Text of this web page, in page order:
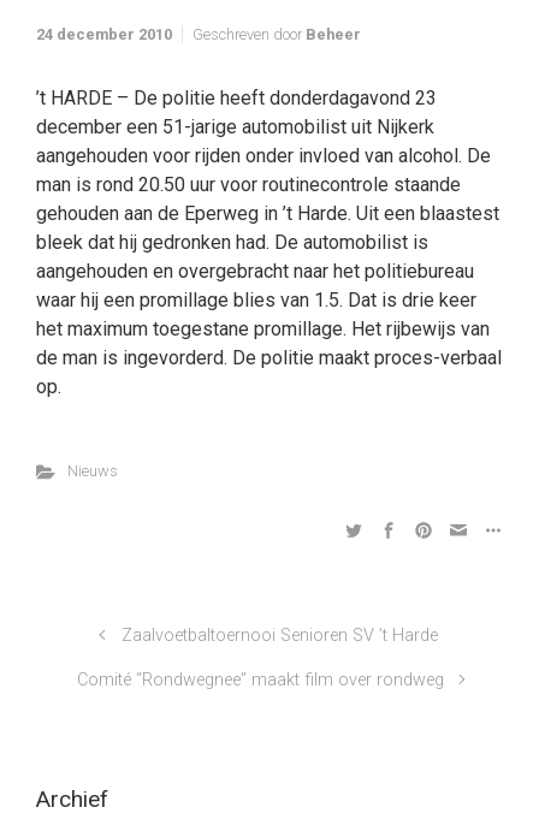
24 december 2010 Geschreven door Beheer
’t HARDE – De politie heeft donderdagavond 23
december een 51-jarige automobilist uit Nijkerk
aangehouden voor rijden onder invloed van alcohol. De
man is rond 20.50 uur voor routinecontrole staande
gehouden aan de Eperweg in ’t Harde. Uit een blaastest
bleek dat hij gedronken had. De automobilist is
aangehouden en overgebracht naar het politiebureau
waar hij een promillage blies van 1.5. Dat is drie keer
het maximum toegestane promillage. Het rijbewijs van
de man is ingevorderd. De politie maakt proces-verbaal
op.
Nieuws
Zaalvoetbaltoernooi Senioren SV ’t Harde
Comité “Rondwegnee” maakt film over rondweg
Archief